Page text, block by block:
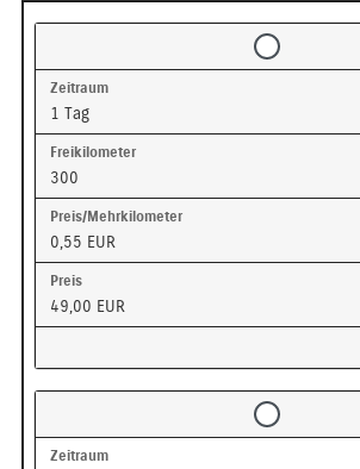
1 Tag
300
0,55 EUR
49,00 EUR